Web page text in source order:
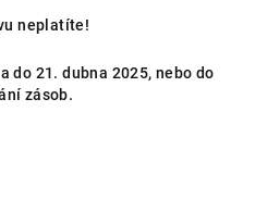
neplatíte!
do 21. dubna 2025, nebo do
zásob.